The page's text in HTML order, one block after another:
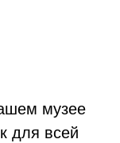
музее
для всей